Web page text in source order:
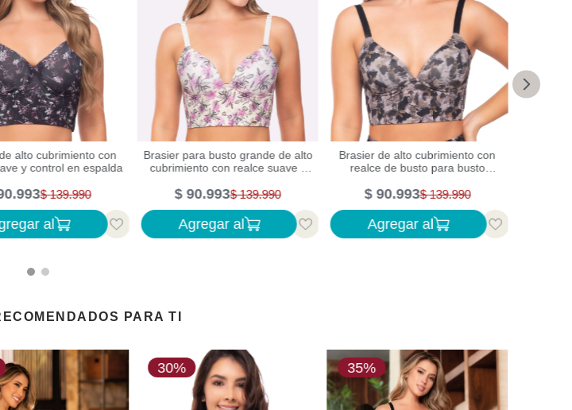
alto cubrimiento con
y control en espalda
$ 139.990
.993
al
Brasier para busto grande de alto
cubrimiento con realce suave y
$ 139.990
$ 90.993
Agregar al
Brasier de alto cubrimiento con
realce de busto para busto
$ 139.990
$ 90.993
Agregar al
PARA TI
30% 35%